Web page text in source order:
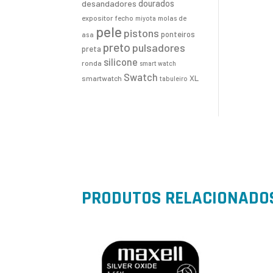
desandadores dourados
expositor fecho miyota molas de
asa pele pistons ponteiros
preta preto pulsadores
ronda silicone smart watch
smartwatch Swatch tabuleiro XL
PRODUTOS